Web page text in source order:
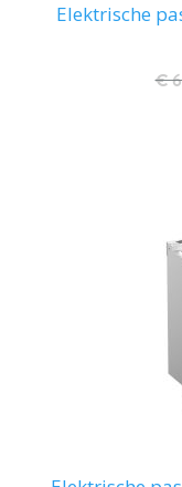
Elektrische
€